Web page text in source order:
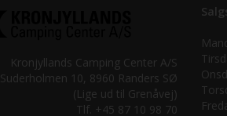
Kronjyllands Camping Center A/S
Suderholmen 10, 8960 Randers SØ
(Lige ud til Grenåvej)
Tlf. +45 87 10 98 70